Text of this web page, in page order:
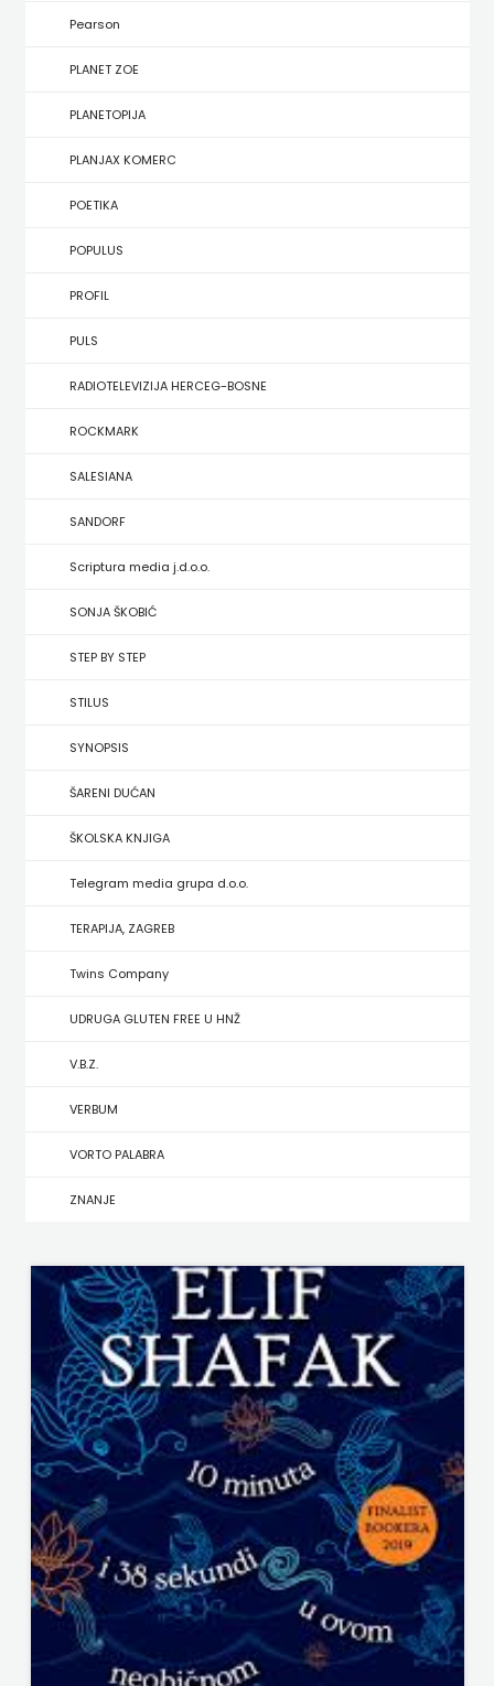
IZDAVAŠTVO
KRŠĆANSKA
SADAŠNJOST
KYRIOS
LIJEPA
RIJEČ
LUMEN
MATICA
HRVATSKA
MLADINSKA
KNJIGA
MOZAIK
MOZAIK
KNJIGA
NAKLADA
BEGEN
NAKLADA
BENEDIKTA
NAKLADA
MATE
Naklada
Rocky
NAKLADA
SLAP
NAKLADA
SV.ANTUNA
NAKLADA
ULIKS
NARODNA
KNJIŽNICA
Pearson
PLANET ZOE
PLANETOPIJA
PLANJAX KOMERC
POETIKA
POPULUS
PROFIL
PULS
RADIOTELEVIZIJA HERCEG-BOSNE
ROCKMARK
SALESIANA
SANDORF
Scriptura media j.d.o.o.
SONJA ŠKOBIĆ
STEP BY STEP
STILUS
SYNOPSIS
ŠARENI DUĆAN
ŠKOLSKA KNJIGA
Telegram media grupa d.o.o.
TERAPIJA, ZAGREB
Twins Company
UDRUGA GLUTEN FREE U HNŽ
V.B.Z.
VERBUM
VORTO PALABRA
ZNANJE